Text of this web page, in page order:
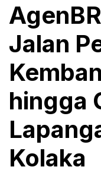
Jalan
hingga
Kolaka